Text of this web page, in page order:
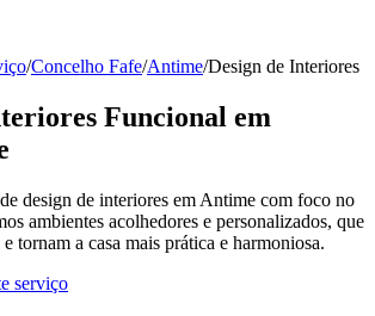
/Concelho Fafe/Antime/Design de Interiores
Funcional em
design de interiores em Antime com foco no
ambientes acolhedores e personalizados, que
tornam a casa mais prática e harmoniosa.
serviço